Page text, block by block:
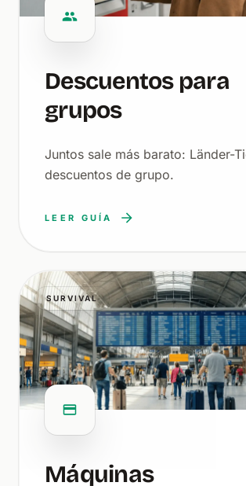
Descuentos para
grupos
Juntos sale más barato: Länder-
descuentos de grupo.
LEER GUÍA
SURVIVAL
Máquinas